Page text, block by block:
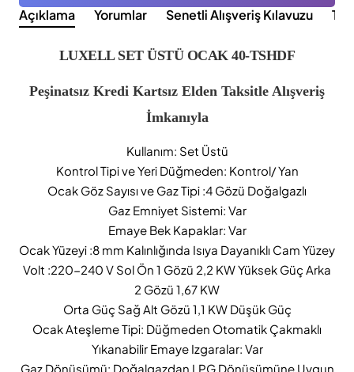
Açıklama Yorumlar Senetli Alışveriş Kılavuzu
LUXELL SET ÜSTÜ OCAK 40-TSHDF
Peşinatsız Kredi Kartsız Elden Taksitle Alışveriş
İmkanıyla
Kullanım: Set Üstü
Kontrol Tipi ve Yeri Düğmeden: Kontrol/ Yan
Ocak Göz Sayısı ve Gaz Tipi :4 Gözü Doğalgazlı
Gaz Emniyet Sistemi: Var
Emaye Bek Kapaklar: Var
Ocak Yüzeyi :8 mm Kalınlığında Isıya Dayanıklı Cam Yüzey
Volt :220-240 V Sol Ön 1 Gözü 2,2 KW Yüksek Güç Arka
2 Gözü 1,67 KW
Orta Güç Sağ Alt Gözü 1,1 KW Düşük Güç
Ocak Ateşleme Tipi: Düğmeden Otomatik Çakmaklı
Yıkanabilir Emaye Izgaralar: Var
Gaz Dönüşümü: Doğalgazdan LPG Dönüşümüne Uygun